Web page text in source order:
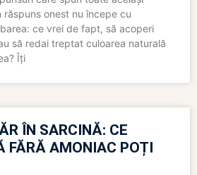
răspuns onest nu începe cu
ce vrei de fapt, să acoperi
să redai treptat culoarea naturală
Îți
ÎN SARCINĂ: CE
FĂRĂ AMONIAC POȚI